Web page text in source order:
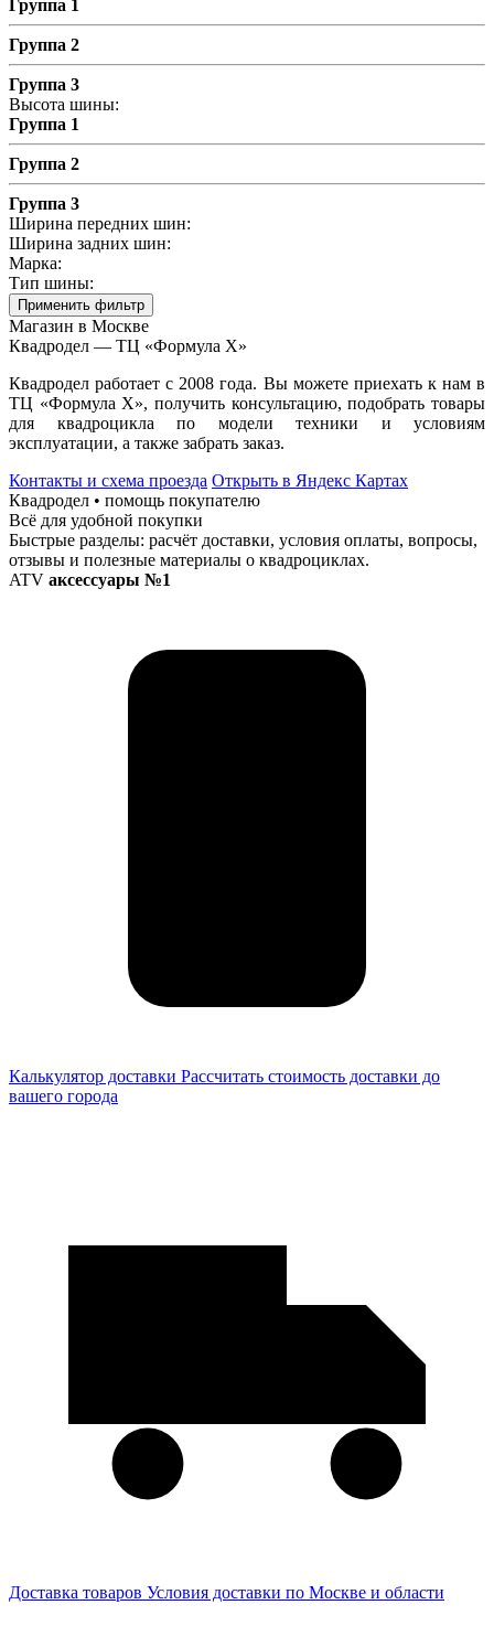
Группа 1
Группа 2
Группа 3
Высота шины:
Группа 1
Группа 2
Группа 3
Ширина передних шин:
Ширина задних шин:
Марка:
Тип шины:
Применить фильтр
Магазин в Москве
Квадродел — ТЦ «Формула Х»
Квадродел работает с 2008 года. Вы можете приехать к нам в
ТЦ «Формула Х», получить консультацию, подобрать товары
для квадроцикла по модели техники и условиям
эксплуатации, а также забрать заказ.
Контакты и схема проезда Открыть в Яндекс Картах
Квадродел • помощь покупателю
Всё для удобной покупки
Быстрые разделы: расчёт доставки, условия оплаты, вопросы,
отзывы и полезные материалы о квадроциклах.
ATV аксессуары №1
Калькулятор доставки Рассчитать стоимость доставки до
вашего города
Доставка товаров Условия доставки по Москве и области